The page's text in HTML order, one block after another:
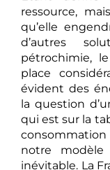
ressource,
qu’elle
d’autres
pétrochimie, le
place
évident des
la question
qui est sur la
notre modèle
inévitable. La